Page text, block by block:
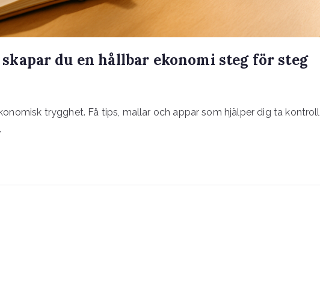
du en hållbar ekonomi steg för steg
trygghet. Få tips, mallar och appar som hjälper dig ta kontroll